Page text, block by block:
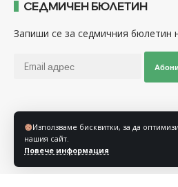
Използваме бисквитки, за да
нашия сайт.
Повече информация
СЕДМИЧЕН БЮЛЕТИН
Запиши се за седмичния бюлетин